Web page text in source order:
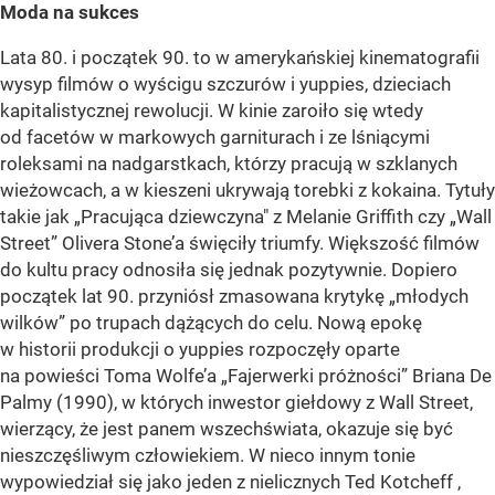
Moda na sukces
Lata 80. i początek 90. to w amerykańskiej kinematografii
wysyp filmów o wyścigu szczurów i yuppies, dzieciach
kapitalistycznej rewolucji. W kinie zaroiło się wtedy
od facetów w markowych garniturach i ze lśniącymi
roleksami na nadgarstkach, którzy pracują w szklanych
wieżowcach, a w kieszeni ukrywają torebki z kokaina. Tytuły
takie jak „Pracująca dziewczyna" z Melanie Griffith czy „Wall
Street” Olivera Stone’a święciły triumfy. Większość filmów
do kultu pracy odnosiła się jednak pozytywnie. Dopiero
początek lat 90. przyniósł zmasowana krytykę „młodych
wilków” po trupach dążących do celu. Nową epokę
w historii produkcji o yuppies rozpoczęły oparte
na powieści Toma Wolfe’a „Fajerwerki próżności” Briana De
Palmy (1990), w których inwestor giełdowy z Wall Street,
wierzący, że jest panem wszechświata, okazuje się być
nieszczęśliwym człowiekiem. W nieco innym tonie
wypowiedział się jako jeden z nielicznych Ted Kotcheff ,